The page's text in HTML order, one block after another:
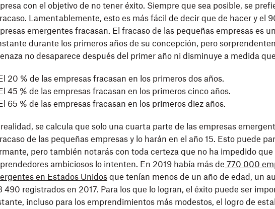
con el objetivo de no tener éxito. Siempre que sea posible, se
Lamentablemente, esto es más fácil de decir que de hacer y el
emergentes fracasan. El fracaso de las pequeñas empresas es
durante los primeros años de su concepción, pero
no desaparece después del primer año ni disminuye a medida
20 % de las empresas fracasan en los primeros dos años.
45 % de las empresas fracasan en los primeros cinco años.
65 % de las empresas fracasan en los primeros diez años.
se calcula que solo una cuarta parte de las empresas
de las pequeñas empresas y lo harán en el año 15. Esto puede
pero también notarás con toda certeza que no ha impedido que
ambiciosos lo intenten. En 2019 había más de 770 000
en Estados Unidos que tenían menos de un año de edad, un
490 registrados en 2017. Para los que lo logran, el éxito puede ser
incluso para los emprendimientos más modestos, el logro de